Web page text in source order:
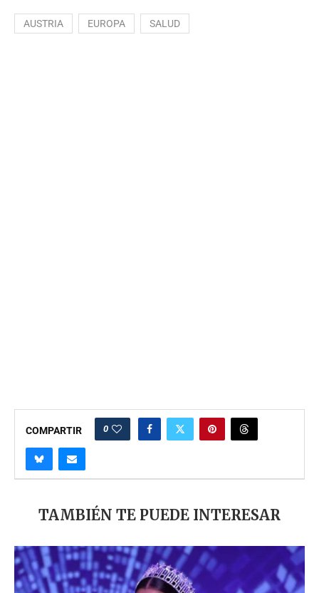
AUSTRIA EUROPA SALUD
COMPARTIR 0
TAMBIÉN TE PUEDE INTERESAR